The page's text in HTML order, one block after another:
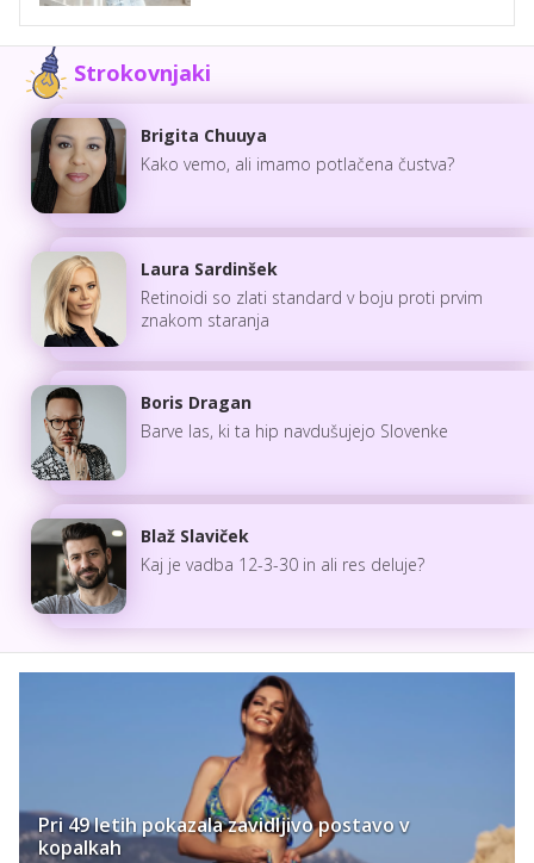
Strokovnjaki
Brigita Chuuya
Kako vemo, ali imamo potlačena čustva?
Laura Sardinšek
Retinoidi so zlati standard v boju proti prvim
znakom staranja
Boris Dragan
Barve las, ki ta hip navdušujejo Slovenke
Blaž Slaviček
Kaj je vadba 12-3-30 in ali res deluje?
Pri 49 letih pokazala zavidljivo postavo v
kopalkah